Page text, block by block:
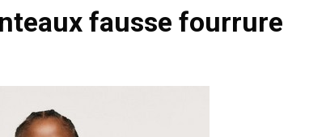
fausse fourrure